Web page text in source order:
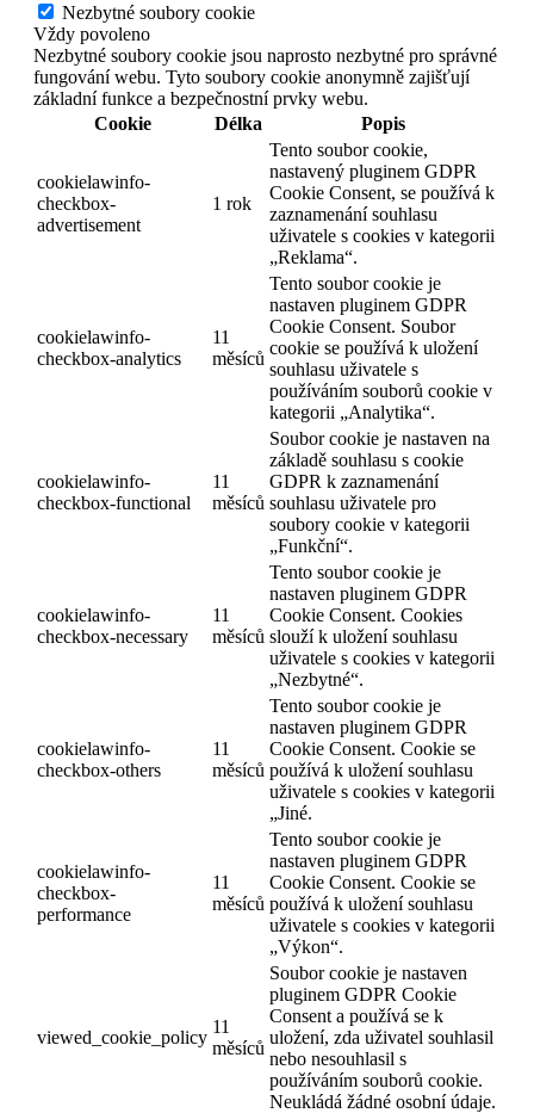
Nezbytné soubory cookie
Vždy povoleno
Nezbytné soubory cookie jsou naprosto nezbytné pro správné
fungování webu. Tyto soubory cookie anonymně zajišťují
základní funkce a bezpečnostní prvky webu.
Cookie
Délka Popis
cookielawinfo-
checkbox-
advertisement
1 rok
Tento soubor cookie,
nastavený pluginem GDPR
Cookie Consent, se používá k
zaznamenání souhlasu
uživatele s cookies v kategorii
„Reklama“.
cookielawinfo-
checkbox-analytics
11
měsíců
Tento soubor cookie je
nastaven pluginem GDPR
Cookie Consent. Soubor
cookie se používá k uložení
souhlasu uživatele s
používáním souborů cookie v
kategorii „Analytika“.
cookielawinfo-
checkbox-functional
11
měsíců
Soubor cookie je nastaven na
základě souhlasu s cookie
GDPR k zaznamenání
souhlasu uživatele pro
soubory cookie v kategorii
„Funkční“.
cookielawinfo-
checkbox-necessary
11
měsíců
Tento soubor cookie je
nastaven pluginem GDPR
Cookie Consent. Cookies
slouží k uložení souhlasu
uživatele s cookies v kategorii
„Nezbytné“.
cookielawinfo-
checkbox-others
11
měsíců
Tento soubor cookie je
nastaven pluginem GDPR
Cookie Consent. Cookie se
používá k uložení souhlasu
uživatele s cookies v kategorii
„Jiné.
cookielawinfo-
checkbox-
performance
11
měsíců
Tento soubor cookie je
nastaven pluginem GDPR
Cookie Consent. Cookie se
používá k uložení souhlasu
uživatele s cookies v kategorii
„Výkon“.
viewed_cookie_policy
11
měsíců
Soubor cookie je nastaven
pluginem GDPR Cookie
Consent a používá se k
uložení, zda uživatel souhlasil
nebo nesouhlasil s
používáním souborů cookie.
Neukládá žádné osobní údaje.